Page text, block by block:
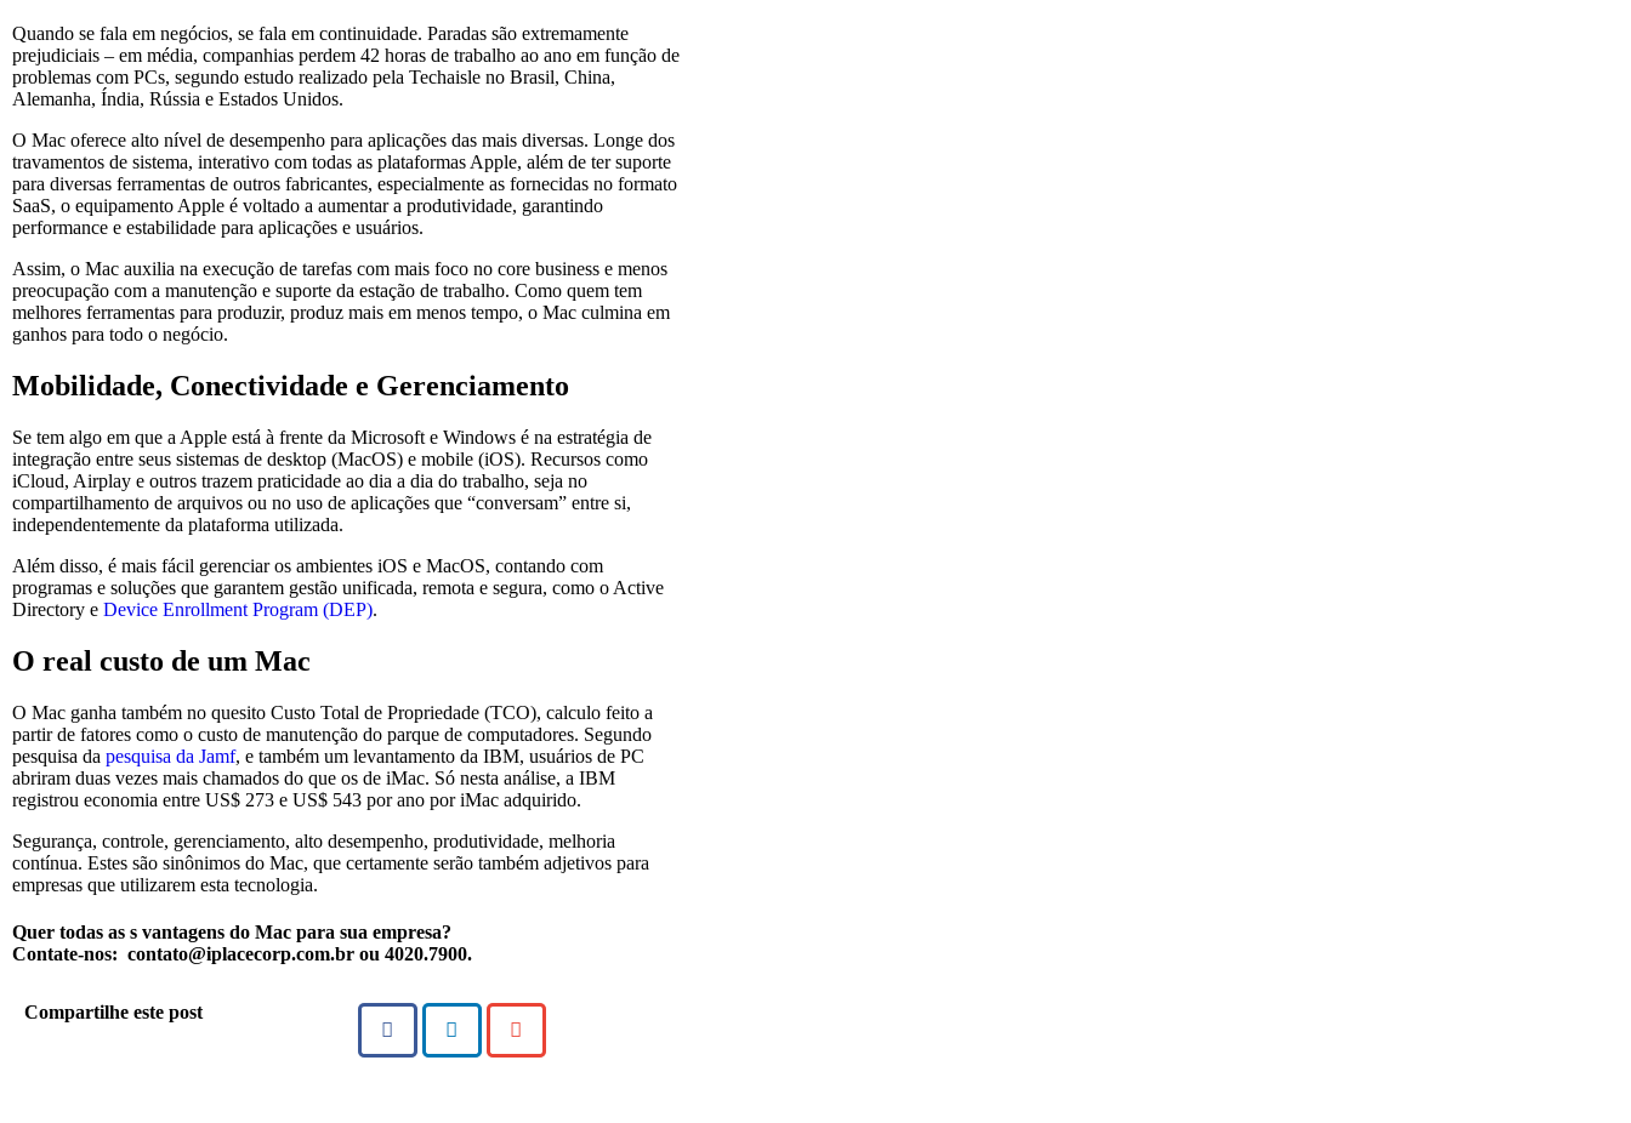
Quando se fala em negócios, se fala em continuidade. Paradas são extremamente
prejudiciais – em média, companhias perdem 42 horas de trabalho ao ano em função de
problemas com PCs, segundo estudo realizado pela Techaisle no Brasil, China,
Alemanha, Índia, Rússia e Estados Unidos.
O Mac oferece alto nível de desempenho para aplicações das mais diversas. Longe dos
travamentos de sistema, interativo com todas as plataformas Apple, além de ter suporte
para diversas ferramentas de outros fabricantes, especialmente as fornecidas no formato
SaaS, o equipamento Apple é voltado a aumentar a produtividade, garantindo
performance e estabilidade para aplicações e usuários.
Assim, o Mac auxilia na execução de tarefas com mais foco no core business e menos
preocupação com a manutenção e suporte da estação de trabalho. Como quem tem
melhores ferramentas para produzir, produz mais em menos tempo, o Mac culmina em
ganhos para todo o negócio.
Mobilidade, Conectividade e Gerenciamento
Se tem algo em que a Apple está à frente da Microsoft e Windows é na estratégia de
integração entre seus sistemas de desktop (MacOS) e mobile (iOS). Recursos como
iCloud, Airplay e outros trazem praticidade ao dia a dia do trabalho, seja no
compartilhamento de arquivos ou no uso de aplicações que “conversam” entre si,
independentemente da plataforma utilizada.
Além disso, é mais fácil gerenciar os ambientes iOS e MacOS, contando com
programas e soluções que garantem gestão unificada, remota e segura, como o Active
Directory e Device Enrollment Program (DEP).
O real custo de um Mac
O Mac ganha também no quesito Custo Total de Propriedade (TCO), calculo feito a
partir de fatores como o custo de manutenção do parque de computadores. Segundo
pesquisa da pesquisa da Jamf, e também um levantamento da IBM, usuários de PC
abriram duas vezes mais chamados do que os de iMac. Só nesta análise, a IBM
registrou economia entre US$ 273 e US$ 543 por ano por iMac adquirido.
Segurança, controle, gerenciamento, alto desempenho, produtividade, melhoria
contínua. Estes são sinônimos do Mac, que certamente serão também adjetivos para
empresas que utilizarem esta tecnologia.
Quer todas as s vantagens do Mac para sua empresa?
Contate-nos: contato@iplacecorp.com.br ou 4020.7900.
Compartilhe este post